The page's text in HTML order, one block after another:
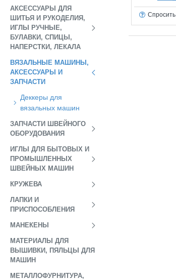
АКСЕССУАРЫ ДЛЯ
ШИТЬЯ И РУКОДЕЛИЯ,
ИГЛЫ РУЧНЫЕ,
БУЛАВКИ, СПИЦЫ,
НАПЕРСТКИ, ЛЕКАЛА
ВЯЗАЛЬНЫЕ МАШИНЫ,
АКСЕССУАРЫ И
ЗАПЧАСТИ
Деккеры для
вязальных машин
ЗАПЧАСТИ ШВЕЙНОГО
ОБОРУДОВАНИЯ
ИГЛЫ ДЛЯ БЫТОВЫХ И
ПРОМЫШЛЕННЫХ
ШВЕЙНЫХ МАШИН
КРУЖЕВА
ЛАПКИ И
ПРИСПОСОБЛЕНИЯ
МАНЕКЕНЫ
МАТЕРИАЛЫ ДЛЯ
ВЫШИВКИ, ПЯЛЬЦЫ ДЛЯ
МАШИН
МЕТАЛЛОФУРНИТУРА,
Спросить